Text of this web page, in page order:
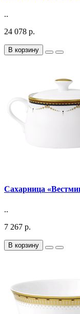
..
24 078 р.
В корзину
Сахарница
..
7 267 р.
В корзину